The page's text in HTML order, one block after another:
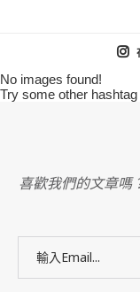
No images found!
Try some other
喜歡我們的文章嗎